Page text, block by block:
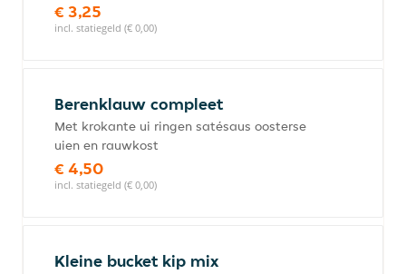
€ 3,25
incl. statiegeld (€ 0,00)
Berenklauw compleet
Met krokante ui ringen satésaus oosterse
uien en rauwkost
€ 4,50
incl. statiegeld (€ 0,00)
Kleine bucket kip mix